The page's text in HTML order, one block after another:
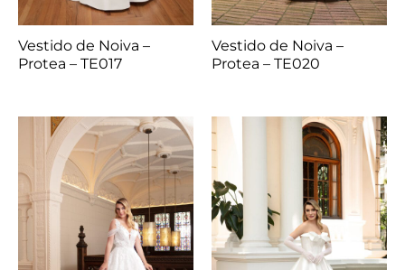
Vestido de Noiva –
Protea – TE017
Vestido de Noiva –
Protea – TE020